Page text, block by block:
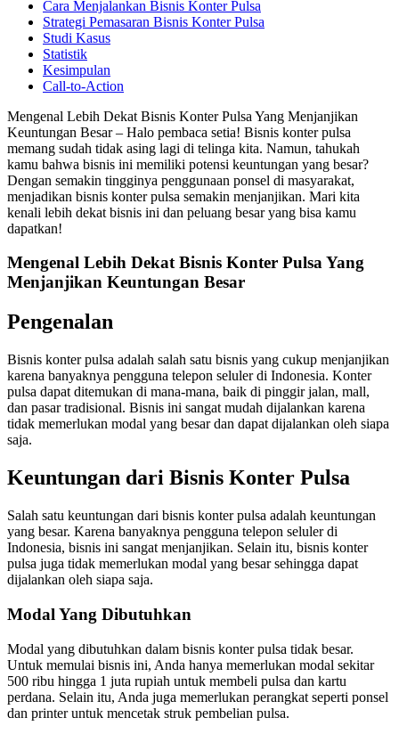
Cara Menjalankan Bisnis Konter Pulsa
Strategi Pemasaran Bisnis Konter Pulsa
Studi Kasus
Statistik
Kesimpulan
Call-to-Action
Mengenal Lebih Dekat Bisnis Konter Pulsa Yang Menjanjikan
Keuntungan Besar – Halo pembaca setia! Bisnis konter pulsa
memang sudah tidak asing lagi di telinga kita. Namun, tahukah
kamu bahwa bisnis ini memiliki potensi keuntungan yang besar?
Dengan semakin tingginya penggunaan ponsel di masyarakat,
menjadikan bisnis konter pulsa semakin menjanjikan. Mari kita
kenali lebih dekat bisnis ini dan peluang besar yang bisa kamu
dapatkan!
Mengenal Lebih Dekat Bisnis Konter Pulsa Yang
Menjanjikan Keuntungan Besar
Pengenalan
Bisnis konter pulsa adalah salah satu bisnis yang cukup menjanjikan
karena banyaknya pengguna telepon seluler di Indonesia. Konter
pulsa dapat ditemukan di mana-mana, baik di pinggir jalan, mall,
dan pasar tradisional. Bisnis ini sangat mudah dijalankan karena
tidak memerlukan modal yang besar dan dapat dijalankan oleh siapa
saja.
Keuntungan dari Bisnis Konter Pulsa
Salah satu keuntungan dari bisnis konter pulsa adalah keuntungan
yang besar. Karena banyaknya pengguna telepon seluler di
Indonesia, bisnis ini sangat menjanjikan. Selain itu, bisnis konter
pulsa juga tidak memerlukan modal yang besar sehingga dapat
dijalankan oleh siapa saja.
Modal Yang Dibutuhkan
Modal yang dibutuhkan dalam bisnis konter pulsa tidak besar.
Untuk memulai bisnis ini, Anda hanya memerlukan modal sekitar
500 ribu hingga 1 juta rupiah untuk membeli pulsa dan kartu
perdana. Selain itu, Anda juga memerlukan perangkat seperti ponsel
dan printer untuk mencetak struk pembelian pulsa.